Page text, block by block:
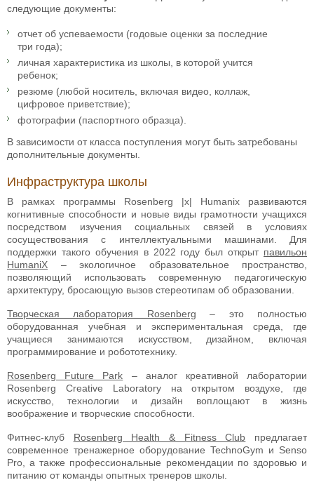
следующие документы:
отчет об успеваемости (годовые оценки за последние
три года);
личная характеристика из школы, в которой учится
ребенок;
резюме (любой носитель, включая видео, коллаж,
цифровое приветствие);
фотографии (паспортного образца).
В зависимости от класса поступления могут быть затребованы
дополнительные документы.
Инфраструктура школы
В рамках программы Rosenberg |x| Humanix развиваются
когнитивные способности и новые виды грамотности учащихся
посредством изучения социальных связей в условиях
сосуществования с интеллектуальными машинами. Для
поддержки такого обучения в 2022 году был открыт павильон
HumaniX – экологичное образовательное пространство,
позволяющий использовать современную педагогическую
архитектуру, бросающую вызов стереотипам об образовании.
Творческая лаборатория Rosenberg – это полностью
оборудованная учебная и экспериментальная среда, где
учащиеся занимаются искусством, дизайном, включая
программирование и робототехнику.
Rosenberg Future Park – аналог креативной лаборатории
Rosenberg Creative Laboratory на открытом воздухе, где
искусство, технологии и дизайн воплощают в жизнь
воображение и творческие способности.
Фитнес-клуб Rosenberg Health & Fitness Club предлагает
современное тренажерное оборудование TechnoGym и Senso
Pro, а также профессиональные рекомендации по здоровью и
питанию от команды опытных тренеров школы.